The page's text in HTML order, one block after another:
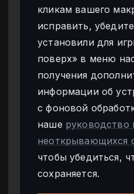
кликам вашего
исправить,
установили для
поверх» в меню
получения
информации об
с фоновой
наше руководство
неоткрывающихся
чтобы убедиться,
сохраняется.